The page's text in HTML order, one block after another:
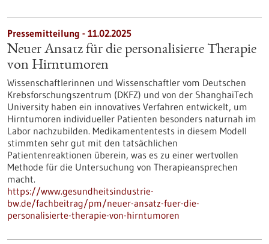
Pressemitteilung - 11.02.2025
Neuer Ansatz für die personalisierte Therapie
von Hirntumoren
Wissenschaftlerinnen und Wissenschaftler vom Deutschen
Krebsforschungszentrum (DKFZ) und von der ShanghaiTech
University haben ein innovatives Verfahren entwickelt, um
Hirntumoren individueller Patienten besonders naturnah im
Labor nachzubilden. Medikamententests in diesem Modell
stimmten sehr gut mit den tatsächlichen
Patientenreaktionen überein, was es zu einer wertvollen
Methode für die Untersuchung von Therapieansprechen
macht.
https://www.gesundheitsindustrie-
bw.de/fachbeitrag/pm/neuer-ansatz-fuer-die-
personalisierte-therapie-von-hirntumoren